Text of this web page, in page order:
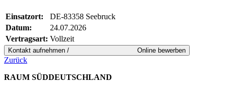
Einsatzort:
DE-83358 Seebruck
Datum:
24.07.2026
Vertragsart: Vollzeit
Zurück
RAUM SÜDDEUTSCHLAND